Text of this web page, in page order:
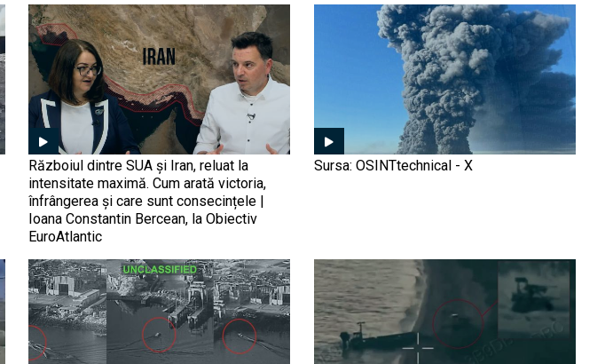
De ce explodează drone în
orașele din România și
unde se oprește Rusia? |
Sandu Valentin Mateiu
„Națiuni în descompunere”:
Donald Trump lansează cel
mai virulent atac de până
acum la adresa Europei și
care va continua și după
epoca Putin | Dorin
Popescu, la Obiectiv
EuroAtlantic
Avem dovada
(Foto/Video): Ucraina a
deschis oficial vânătoarea
„flotei fantomă” în Marea
Războiul dintre SUA și Iran, reluat la
intensitate maximă. Cum arată victoria,
înfrângerea și care sunt consecințele |
Ioana Constantin Bercean, la Obiectiv
EuroAtlantic
Sursa: OSINTtechnical - X